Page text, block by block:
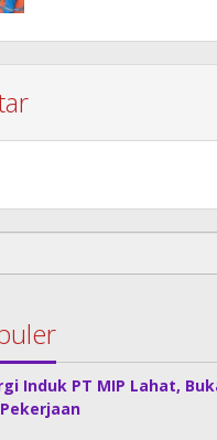
Induk PT MIP Lahat,